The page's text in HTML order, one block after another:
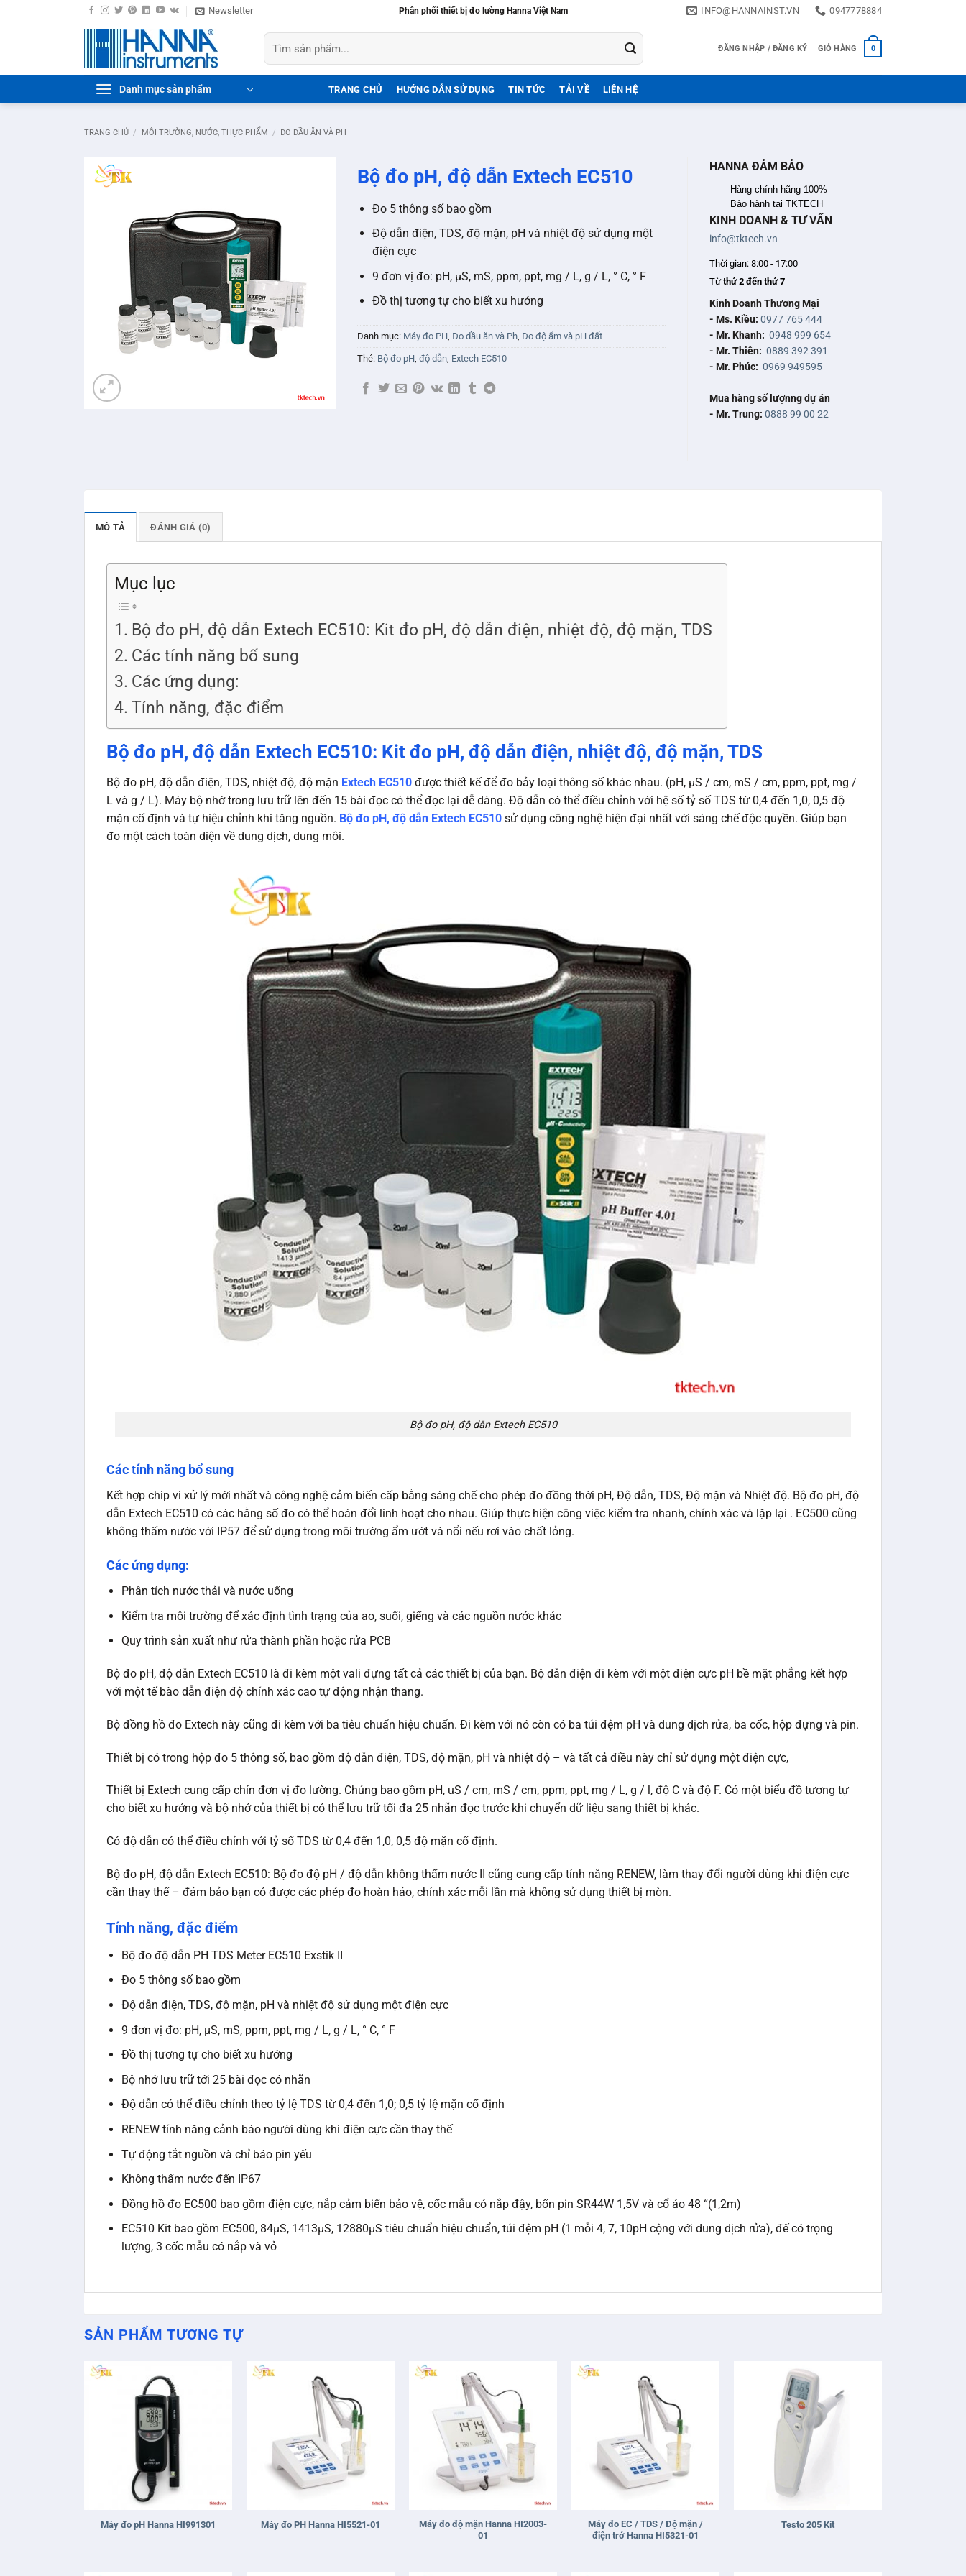
Newsletter Phân phối thiết bị đo lường Hanna Việt Nam INFO@HANNAINST.VN 0947778884
Tìm
kiếm:
ĐĂNG NHẬP / ĐĂNG KÝ GIỎ HÀNG 0
Danh mục sản phẩm TRANG CHỦ HƯỚNG DẪN SỬ DỤNG TIN TỨC TẢI VỀ LIÊN HỆ
TRANG CHỦ / MÔI TRƯỜNG, NƯỚC, THỰC PHẨM / ĐO DẦU ĂN VÀ PH
Bộ đo pH, độ dẫn Extech EC510
Đo 5 thông số bao gồm
Độ dẫn điện, TDS, độ mặn, pH và nhiệt độ sử dụng một
điện cực
9 đơn vị đo: pH, μS, mS, ppm, ppt, mg / L, g / L, ° C, ° F
Đồ thị tương tự cho biết xu hướng
Danh mục: Máy đo PH, Đo dầu ăn và Ph, Đo độ ẩm và pH đất
Thẻ: Bộ đo pH, độ dẫn, Extech EC510
HANNA ĐẢM BẢO
Hàng chính hãng 100%
Bảo hành tại TKTECH
KINH DOANH & TƯ VẤN
info@tktech.vn
Thời gian: 8:00 - 17:00
Từthứ 2 đến thứ 7
Kinh Doanh Thương Mại
- Ms. Kiều: 0977 765 444
- Mr. Khanh: 0948 999 654
- Mr. Thiên: 0889 392 391
- Mr. Phúc: 0969 949595
Mua hàng số lượnng dự án
- Mr. Trung: 0888 99 00 22
MÔ TẢ ĐÁNH GIÁ (0)
Mục lục
Bộ đo pH, độ dẫn Extech EC510: Kit đo pH, độ dẫn điện, nhiệt độ, độ mặn, TDS
Các tính năng bổ sung
Các ứng dụng:
Tính năng, đặc điểm
Bộ đo pH, độ dẫn Extech EC510: Kit đo pH, độ dẫn điện, nhiệt độ, độ mặn, TDS
Bộ đo pH, độ dẫn điện, TDS, nhiệt độ, độ mặn Extech EC510 được thiết kế để đo bảy loại thông số khác nhau. (pH, µS / cm, mS / cm, ppm, ppt, mg /
L và g / L). Máy bộ nhớ trong lưu trữ lên đến 15 bài đọc có thể đọc lại dễ dàng. Độ dẫn có thể điều chỉnh với hệ số tỷ số TDS từ 0,4 đến 1,0, 0,5 độ
mặn cố định và tự hiệu chỉnh khi tăng nguồn. Bộ đo pH, độ dẫn Extech EC510 sử dụng công nghệ hiện đại nhất với sáng chế độc quyền. Giúp bạn
đo một cách toàn diện về dung dịch, dung môi.
Bộ đo pH, độ dẫn Extech EC510
Các tính năng bổ sung
Kết hợp chip vi xử lý mới nhất và công nghệ cảm biến cấp bằng sáng chế cho phép đo đồng thời pH, Độ dẫn, TDS, Độ mặn và Nhiệt độ. Bộ đo pH, độ
dẫn Extech EC510 có các hằng số đo có thể hoán đổi linh hoạt cho nhau. Giúp thực hiện công việc kiểm tra nhanh, chính xác và lặp lại . EC500 cũng
không thấm nước với IP57 để sử dụng trong môi trường ẩm ướt và nổi nếu rơi vào chất lỏng.
Các ứng dụng:
Phân tích nước thải và nước uống
Kiểm tra môi trường để xác định tình trạng của ao, suối, giếng và các nguồn nước khác
Quy trình sản xuất như rửa thành phần hoặc rửa PCB
Bộ đo pH, độ dẫn Extech EC510 là đi kèm một vali đựng tất cả các thiết bị của bạn. Bộ dẫn điện đi kèm với một điện cực pH bề mặt phẳng kết hợp
với một tế bào dẫn điện độ chính xác cao tự động nhận thang.
Bộ đồng hồ đo Extech này cũng đi kèm với ba tiêu chuẩn hiệu chuẩn. Đi kèm với nó còn có ba túi đệm pH và dung dịch rửa, ba cốc, hộp đựng và pin.
Thiết bị có trong hộp đo 5 thông số, bao gồm độ dẫn điện, TDS, độ mặn, pH và nhiệt độ – và tất cả điều này chỉ sử dụng một điện cực,
Thiết bị Extech cung cấp chín đơn vị đo lường. Chúng bao gồm pH, uS / cm, mS / cm, ppm, ppt, mg / L, g / l, độ C và độ F. Có một biểu đồ tương tự
cho biết xu hướng và bộ nhớ của thiết bị có thể lưu trữ tối đa 25 nhãn đọc trước khi chuyển dữ liệu sang thiết bị khác.
Có độ dẫn có thể điều chỉnh với tỷ số TDS từ 0,4 đến 1,0, 0,5 độ mặn cố định.
Bộ đo pH, độ dẫn Extech EC510: Bộ đo độ pH / độ dẫn không thấm nước II cũng cung cấp tính năng RENEW, làm thay đổi người dùng khi điện cực
cần thay thế – đảm bảo bạn có được các phép đo hoàn hảo, chính xác mỗi lần mà không sử dụng thiết bị mòn.
Tính năng, đặc điểm
Bộ đo độ dẫn PH TDS Meter EC510 Exstik II
Đo 5 thông số bao gồm
Độ dẫn điện, TDS, độ mặn, pH và nhiệt độ sử dụng một điện cực
9 đơn vị đo: pH, μS, mS, ppm, ppt, mg / L, g / L, ° C, ° F
Đồ thị tương tự cho biết xu hướng
Bộ nhớ lưu trữ tới 25 bài đọc có nhãn
Độ dẫn có thể điều chỉnh theo tỷ lệ TDS từ 0,4 đến 1,0; 0,5 tỷ lệ mặn cố định
RENEW tính năng cảnh báo người dùng khi điện cực cần thay thế
Tự động tắt nguồn và chỉ báo pin yếu
Không thấm nước đến IP67
Đồng hồ đo EC500 bao gồm điện cực, nắp cảm biến bảo vệ, cốc mẫu có nắp đậy, bốn pin SR44W 1,5V và cổ áo 48 “(1,2m)
EC510 Kit bao gồm EC500, 84μS, 1413μS, 12880μS tiêu chuẩn hiệu chuẩn, túi đệm pH (1 mỗi 4, 7, 10pH cộng với dung dịch rửa), đế có trọng
lượng, 3 cốc mẫu có nắp và vỏ
SẢN PHẨM TƯƠNG TỰ
Máy đo pH Hanna HI991301 Máy đo PH Hanna HI5521-01
Máy đo độ mặn Hanna HI2003-
01
Máy đo EC / TDS / Độ mặn /
điện trở Hanna HI5321-01
Testo 205 Kit